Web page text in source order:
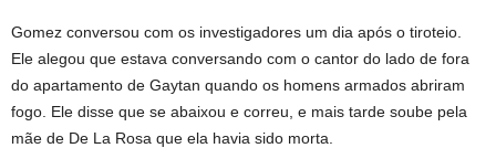
Gomez conversou com os investigadores um dia após o tiroteio.
Ele alegou que estava conversando com o cantor do lado de fora
do apartamento de Gaytan quando os homens armados abriram
fogo. Ele disse que se abaixou e correu, e mais tarde soube pela
mãe de De La Rosa que ela havia sido morta.